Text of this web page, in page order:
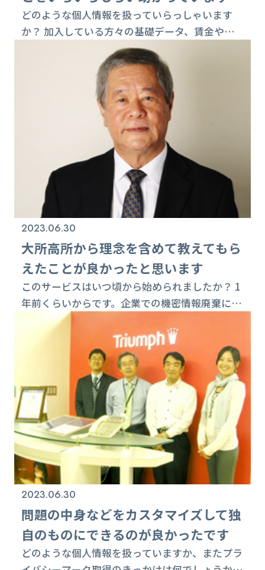
どのような個人情報を扱っていらっしゃいます
か？ 加入している方々の基礎データ、賃金や組
合費の額など、それから共済の情報や、また提供
しているサービスごとにホームページを介して
様々な申し込みを受けたり情報をやり取りしてい
ますので、それらの情報、そして私どもの職員の
情報です。 プライバシーマーク取得のきっかけは
何でしたか？ 企業内組合だと企業ごとにPマーク
を取っていることが多いですが、私どもは職業別
2023.06.30
大所高所から理念を含めて教えてもら
えたことが良かったと思います
このサービスはいつ頃から始められましたか？ 1
年前くらいからです。企業での機密情報廃棄に関
する認識はまだまだ低く、コストのことばかり気
にしているようで、実際にどういう処理をされて
いるかは無関心なところが多かったのです。その
ため、業者が手抜きをしてもわからない状態で、
各企業で個人情報や経営情報の漏洩なども起こっ
ていました。私どもは、自社の差別化の必要性を
感じていたため、このようなサービスを立ち上げ
る...
2023.06.30
問題の中身などをカスタマイズして独
自のものにできるのが良かったです
どのような個人情報を扱っていますか、またプラ